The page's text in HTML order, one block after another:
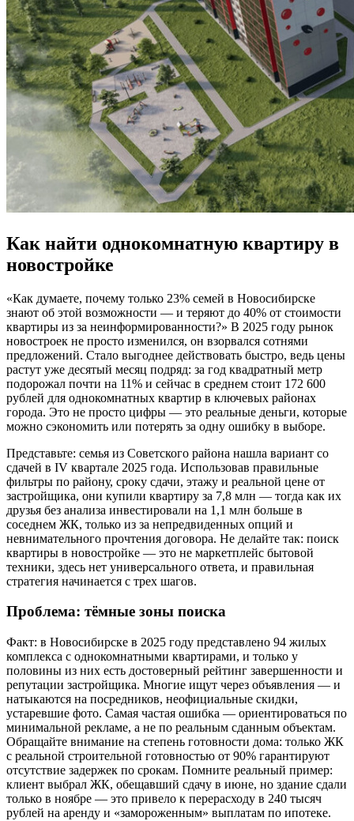
Как найти однокомнатную квартиру в
новостройке
«Как думаете, почему только 23% семей в Новосибирске
знают об этой возможности — и теряют до 40% от стоимости
квартиры из за неинформированности?» В 2025 году рынок
новостроек не просто изменился, он взорвался сотнями
предложений. Стало выгоднее действовать быстро, ведь цены
растут уже десятый месяц подряд: за год квадратный метр
подорожал почти на 11% и сейчас в среднем стоит 172 600
рублей для однокомнатных квартир в ключевых районах
города. Это не просто цифры — это реальные деньги, которые
можно сэкономить или потерять за одну ошибку в выборе.
Представьте: семья из Советского района нашла вариант со
сдачей в IV квартале 2025 года. Использовав правильные
фильтры по району, сроку сдачи, этажу и реальной цене от
застройщика, они купили квартиру за 7,8 млн — тогда как их
друзья без анализа инвестировали на 1,1 млн больше в
соседнем ЖК, только из за непредвиденных опций и
невнимательного прочтения договора. Не делайте так: поиск
квартиры в новостройке — это не маркетплейс бытовой
техники, здесь нет универсального ответа, и правильная
стратегия начинается с трех шагов.
Проблема: тёмные зоны поиска
Факт: в Новосибирске в 2025 году представлено 94 жилых
комплекса с однокомнатными квартирами, и только у
половины из них есть достоверный рейтинг завершенности и
репутации застройщика. Многие ищут через объявления — и
натыкаются на посредников, неофициальные скидки,
устаревшие фото. Самая частая ошибка — ориентироваться по
минимальной рекламе, а не по реальным сданным объектам.
Обращайте внимание на степень готовности дома: только ЖК
с реальной строительной готовностью от 90% гарантируют
отсутствие задержек по срокам. Помните реальный пример:
клиент выбрал ЖК, обещавший сдачу в июне, но здание сдали
только в ноябре — это привело к перерасходу в 240 тысяч
рублей на аренду и «замороженным» выплатам по ипотеке.